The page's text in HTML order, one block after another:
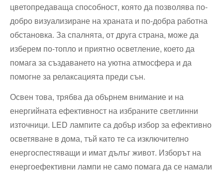
цветопредаваща способност, която да позволява по-
добро визуализиране на храната и по-добра работна
обстановка. За спалнята, от друга страна, може да
изберем по-топло и приятно осветление, което да
помага за създаването на уютна атмосфера и да
помогне за релаксацията преди сън.
Освен това, трябва да обърнем внимание и на
енергийната ефективност на избраните светлинни
източници. LED лампите са добър избор за ефективно
осветяване в дома, тъй като те са изключително
енергоспестяващи и имат дълъг живот. Изборът на
енергоефективни лампи не само помага да се намали